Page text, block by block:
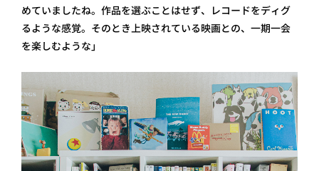
めていましたね。作品を選ぶことはせず、レコードをディグ
るような感覚。そのとき上映されている映画との、一期一会
を楽しむような」